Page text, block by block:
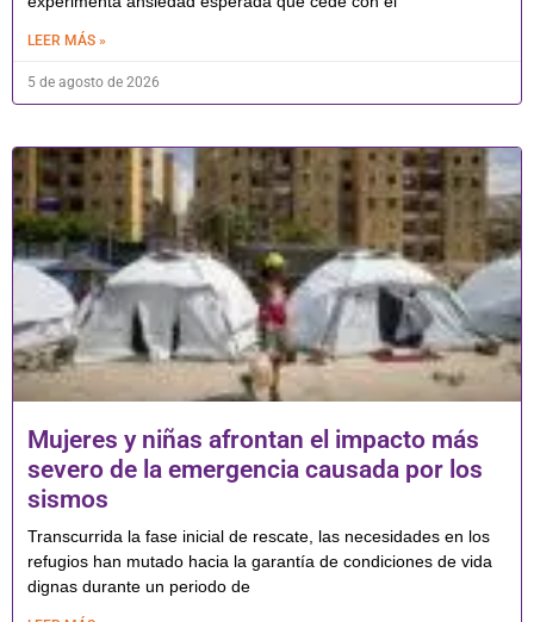
LEER MÁS »
5 de agosto de 2026
Mujeres y niñas afrontan el impacto más
severo de la emergencia causada por los
sismos
Transcurrida la fase inicial de rescate, las necesidades en los
refugios han mutado hacia la garantía de condiciones de vida
dignas durante un periodo de